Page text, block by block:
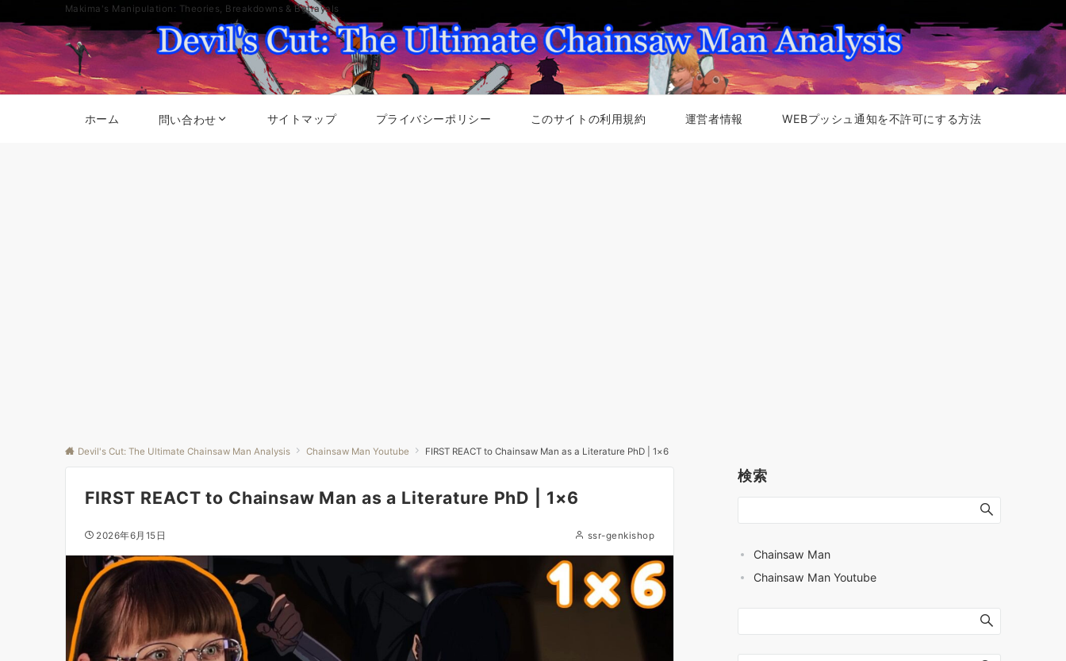
Makima's Manipulation: Theories, Breakdowns & Betrayals
ホーム 問い合わせ サイトマップ プライバシーポリシー このサイトの利用規約 運営者情報 WEBプッシュ通知を不許可にする方法
Devil's Cut: The Ultimate Chainsaw Man Analysis Chainsaw Man Youtube FIRST REACT to Chainsaw Man as a Literature PhD | 1×6
FIRST REACT to Chainsaw Man as a Literature PhD | 1×6
2026年6月15日 ssr-genkishop
検索
Chainsaw Man
Chainsaw Man Youtube